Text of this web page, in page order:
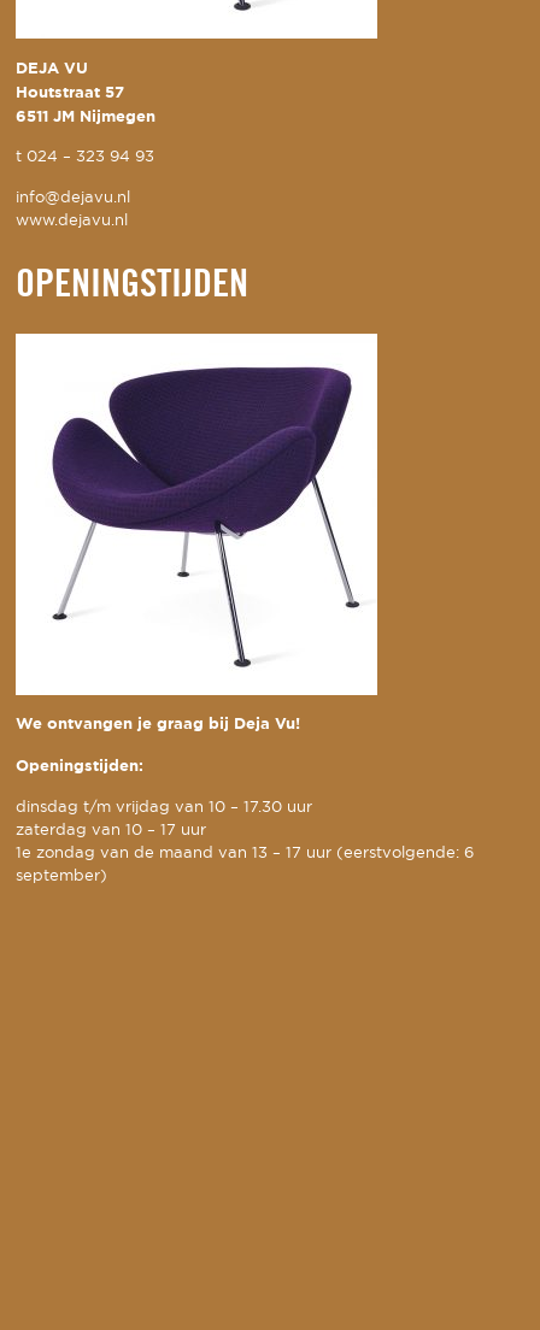
DEJA VU
Houtstraat 57
6511 JM Nijmegen
t024 – 323 94 93
info@dejavu.nl
www.dejavu.nl
OPENINGSTIJDEN
We ontvangen je graag bij Deja Vu!
Openingstijden:
dinsdag t/m vrijdag van 10 – 17.30 uur
zaterdag van 10 – 17 uur
1e zondag van de maand van 13 – 17 uur (eerstvolgende: 6
september)